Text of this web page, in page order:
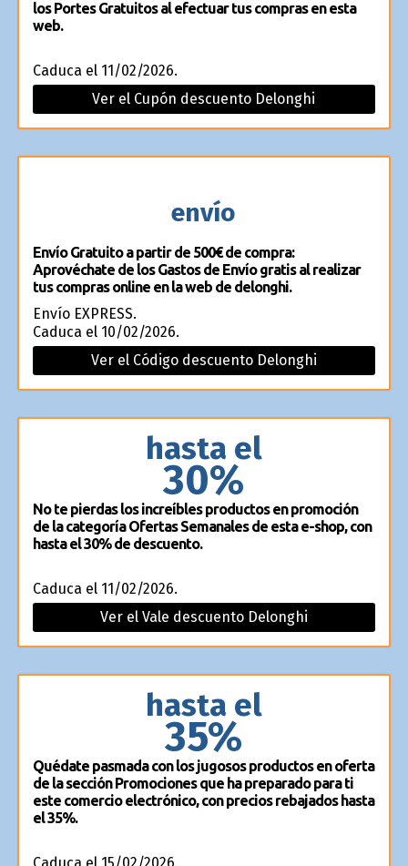
los Portes Gratuitos al efectuar tus compras en esta
web.
Caduca el 11/02/2026.
Ver el Cupón descuento Delonghi
envío
Envío Gratuito a partir de 500€ de compra:
Aprovéchate de los Gastos de Envío gratis al realizar
tus compras online en la web de delonghi.
Envío EXPRESS.
Caduca el 10/02/2026.
Ver el Código descuento Delonghi
hasta el
30%
No te pierdas los increíbles productos en promoción
de la categoría Ofertas Semanales de esta e-shop, con
hasta el 30% de descuento.
Caduca el 11/02/2026.
Ver el Vale descuento Delonghi
hasta el
35%
Quédate pasmada con los jugosos productos en oferta
de la sección Promociones que ha preparado para ti
este comercio electrónico, con precios rebajados hasta
el 35%.